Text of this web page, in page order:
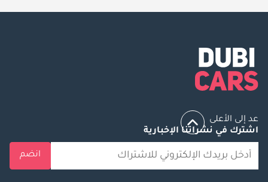
عد إلى الأعلى
اشترك في نشراتنا الإخبارية
انضم